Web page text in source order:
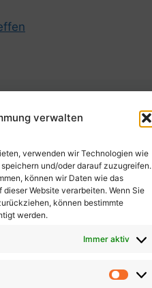
verwalten
verwenden wir Technologien wie
und/oder darauf zuzugreifen.
können wir Daten wie das
Website verarbeiten. Wenn Sie
können bestimmte
werden.
Immer aktiv